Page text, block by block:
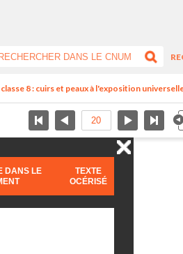
8 : cuirs et peaux à l'exposition
DANS LE
TEXTE
OCÉRISÉ